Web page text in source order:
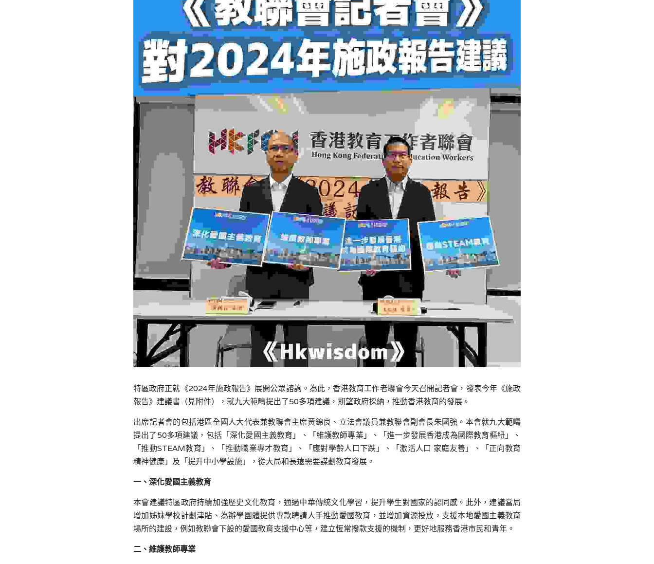
特區政府正就《2024年施政報告》展開公眾諮詢。為此，香港教育工作者聯會今天召開記者會，發表今年《施政
報告》建議書（見附件），就九大範疇提出了50多項建議，期望政府採納，推動香港教育的發展。
出席記者會的包括港區全國人大代表兼教聯會主席黃錦良、立法會議員兼教聯會副會長朱國強。本會就九大範疇
提出了50多項建議，包括「深化愛國主義教育」、「維護教師專業」、「進一步發展香港成為國際教育樞紐」、
「推動STEAM教育」、「推動職業專才教育」、「應對學齡人口下跌」、「激活人口 家庭友善」、「正向教育
精神健康」及「提升中小學設施」，從大局和長遠需要謀劃教育發展。
一、深化愛國主義教育
本會建議特區政府持續加強歷史文化教育，通過中華傳統文化學習，提升學生對國家的認同感。此外，建議當局
增加姊妹學校計劃津貼、為辦學團體提供專款聘請人手推動愛國教育，並增加資源投放，支援本地愛國主義教育
場所的建設，例如教聯會下設的愛國教育支援中心等，建立恆常撥款支援的機制，更好地服務香港市民和青年。
二、維護教師專業